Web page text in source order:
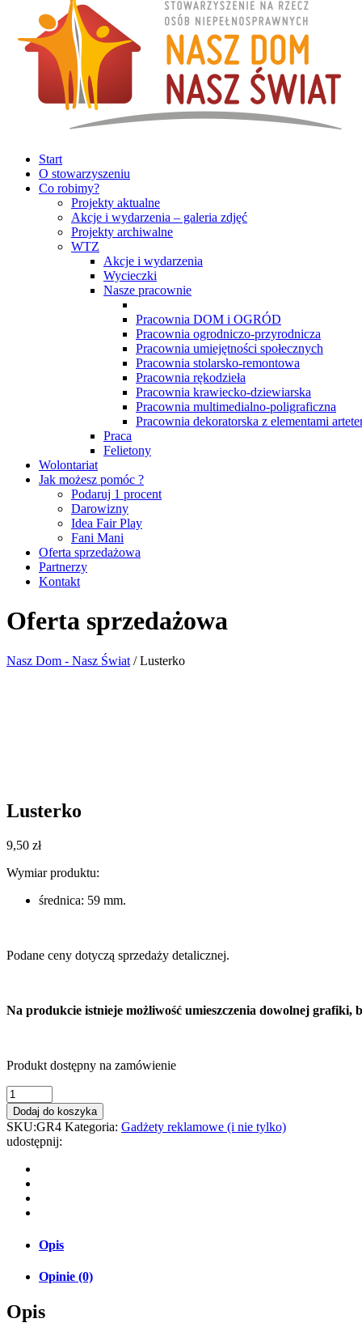
Start
O stowarzyszeniu
Co robimy?
Projekty aktualne
Akcje i wydarzenia – galeria zdjęć
Projekty archiwalne
WTZ
Akcje i wydarzenia
Wycieczki
Nasze pracownie
Pracownia DOM i OGRÓD
Pracownia ogrodniczo-przyrodnicza
Pracownia umiejętności społecznych
Pracownia stolarsko-remontowa
Pracownia rękodzieła
Pracownia krawiecko-dziewiarska
Pracownia multimedialno-poligraficzna
Pracownia dekoratorska z elementami
Praca
Felietony
Wolontariat
Jak możesz pomóc ?
Podaruj 1 procent
Darowizny
Idea Fair Play
Fani Mani
Oferta sprzedażowa
Partnerzy
Kontakt
Oferta sprzedażowa
Nasz Dom - Nasz Świat /Lusterko
Lusterko
9,50 zł
Wymiar produktu:
średnica: 59 mm.
Podane ceny dotyczą sprzedaży detalicznej.
Na produkcie istnieje możliwość umieszczenia dowolnej grafiki,
Produkt dostępny na zamówienie
Dodaj do koszyka
SKU:GR4 Kategoria: Gadżety reklamowe (i nie tylko)
udostępnij:
Opis
Opinie (0)
Opis